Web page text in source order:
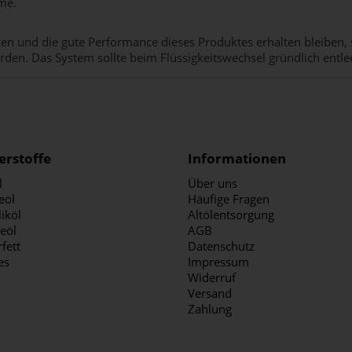
und die gute Performance dieses Produktes erhalten
Das System sollte beim Flüssigkeitswechsel gründlich
Informationen
Über uns
Häufige Fragen
Altölentsorgung
AGB
Datenschutz
Impressum
Widerruf
Versand
Zahlung